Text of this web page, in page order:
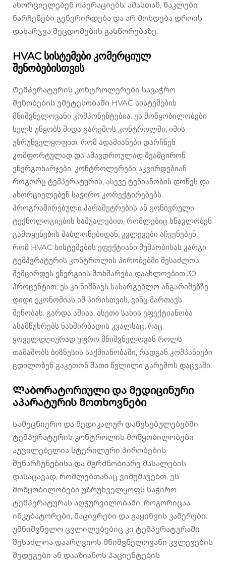
ახორციელებენ ოპერაციებს. ამასთან, ნაკლები
ნარჩენები გენერირდება და არ მოხდება დროის
დახარჯვა შეცდომების გასწორებაზე.
HVAC სისტემები კომერციულ
შენობებისთვის
Ტემპერატურის კონტროლერები სავაჭრო
შენობების უმეტესობაში HVAC სისტემების
მნიშვნელოვანი კომპონენტებია. ეს მოწყობილობები
ხელს უწყობს შიდა გარემოს კონტროლში, იმის
უზრუნველყოფით, რომ ადამიანები დარჩნენ
კომფორტულად და ამავდროულად შეამცირონ
ენერგოხარჯები. კონტროლერები აკვირდებიან
როგორც ტემპერატურის, ასევე ტენიანობის დონეს და
ახორციელებენ საჭირო კორექტირებებს
პროგრამირებული პარამეტრების ან გონივრული
ტექნოლოგიების საშუალებით, რომლებიც სწავლობენ
გამოყენების შაბლონებიდან. კვლევები აჩვენებენ,
რომ HVAC სისტემების ეფექტიანი მუშაობისას კარგი
ტემპერატურის კონტროლის პირობებში შესაძლოა
შემცირდეს ენერგიის მოხმარება დაახლოებით 30
პროცენტით. ეს კი ნიშნავს სასარგებლო ანგარიშებზე
დიდი ეკონომიას იმ პირისთვის, ვინც მართავს
შენობას. გარდა ამისა, ასეთი სახის ეფექტიანობა
ასამწუხრებს ნახშირბადის კვალსაც, რაც
ყოველდღიურად უფრო მნიშვნელოვან როლს
თამაშობს ბიზნესის საქმიანობაში, რადგან კომპანიები
ცდილობენ გაკეთონ მათი წვლილი გარემოს დაცვაში.
Ლაბორატორიული და მედიცინური
აპარატურის მოთხოვნები
Სამეცნიერო და მედიკალურ დაწესებულებებში
ტემპერატურის კონტროლის მოწყობილობები
აუცილებელია სტერილური პირობების
შენარჩუნებისა და მგრძნობიარე მასალების
დასაცავად, რომლებთანაც ვიმუშავებთ. ეს
მოწყობილობები უზრუნველყოფს საჭირო
ტემპერატურას აღჭურვილობაში, როგორიცაა
ინკუბატორები, მაცივრები და გაყინვის კამერები.
უმნიშვნელო ცვლილებებიც კი ტემპერატურაში
შესაძლოა დაარღვიოს მნიშვნელოვანი კვლევების
შედეგები ან დააზიანოს პაციენტების